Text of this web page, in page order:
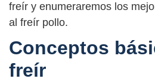
freír y enumeraremos los
al freír pollo.
Conceptos
freír